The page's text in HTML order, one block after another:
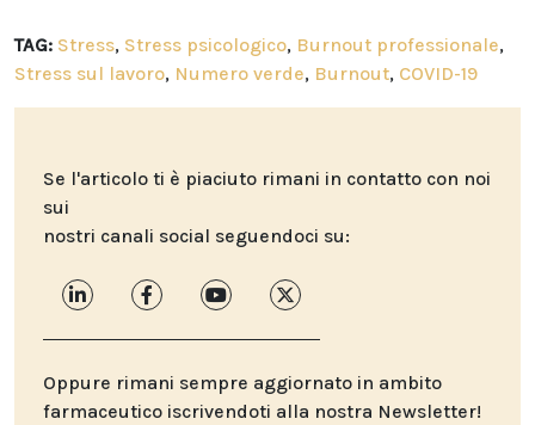
TAG: Stress, Stress psicologico, Burnout professionale,
Stress sul lavoro, Numero verde, Burnout, COVID-19
Se l'articolo ti è piaciuto rimani in contatto con noi
sui
nostri canali social seguendoci su:
Oppure rimani sempre aggiornato in ambito
farmaceutico iscrivendoti alla nostra Newsletter!